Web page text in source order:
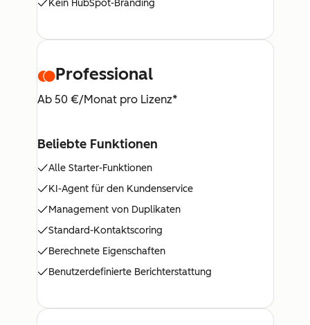
Kein HubSpot-Branding
Professional
Ab 50 €/Monat pro Lizenz*
Beliebte Funktionen
Alle Starter-Funktionen
KI-Agent für den Kundenservice
Management von Duplikaten
Standard-Kontaktscoring
Berechnete Eigenschaften
Benutzerdefinierte Berichterstattung